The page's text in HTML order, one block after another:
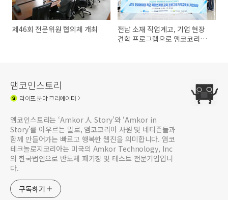
제46회 전문위원 협의체 개최
전남 소재 직업계고, 기업 현장
견학 프로그램으로 앰코코리아
앰코인스토리
라이프분야 크리에이터
앰코인스토리는 ‘Amkor 人 Story’와 ‘Amkor in
Story’를 아우르는 말로, 앰코코리아 사원 및 네티즌들과
함께 만들어가는 빠르고 행복한 웹진을 의미합니다. 앰코
테크놀로지코리아는 미국의 Amkor Technology, Inc
의 한국법인으로 반도체 패키징 및 테스트 전문기업입니
다.
구독하기